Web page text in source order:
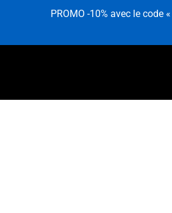
PROMO -10% avec le code